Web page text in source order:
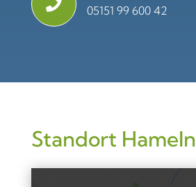
 05151 99 600 42
Standort Hameln